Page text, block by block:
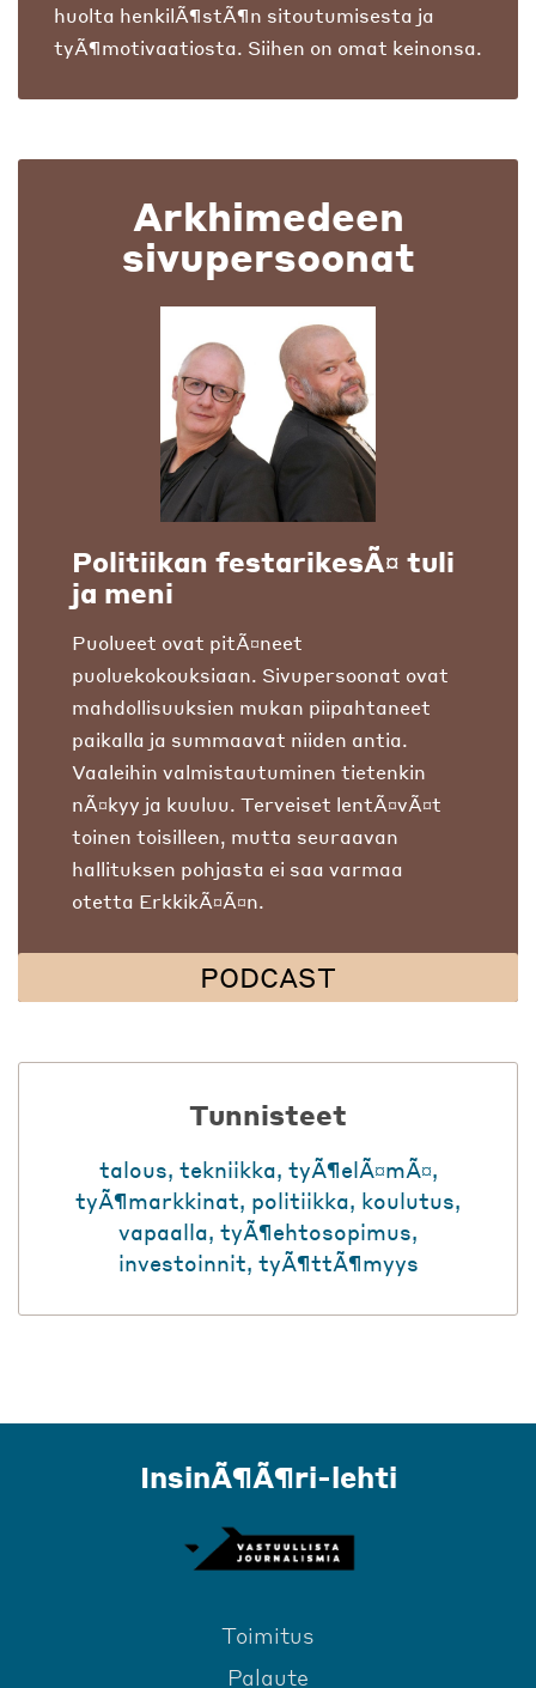
huolta henkilÃ¶stÃ¶n sitoutumisesta ja
tyÃ¶motivaatiosta. Siihen on omat keinonsa.
Arkhimedeen
sivupersoonat
Politiikan festarikesÃ¤ tuli
ja meni
Puolueet ovat pitÃ¤neet
puoluekokouksiaan. Sivupersoonat ovat
mahdollisuuksien mukan piipahtaneet
paikalla ja summaavat niiden antia.
Vaaleihin valmistautuminen tietenkin
nÃ¤kyy ja kuuluu. Terveiset lentÃ¤vÃ¤t
toinen toisilleen, mutta seuraavan
hallituksen pohjasta ei saa varmaa
otetta ErkkikÃ¤Ã¤n.
PODCAST
Tunnisteet
talous, tekniikka, tyÃ¶elÃ¤mÃ¤,
tyÃ¶markkinat, politiikka, koulutus,
vapaalla, tyÃ¶ehtosopimus,
investoinnit, tyÃ¶ttÃ¶myys
InsinÃ¶Ã¶ri-lehti
Toimitus
Palaute